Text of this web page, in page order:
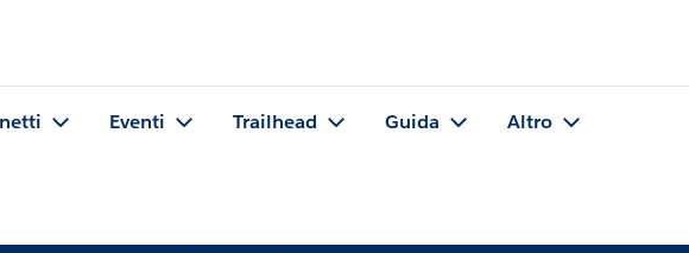
Eventi Trailhead Guida Altro